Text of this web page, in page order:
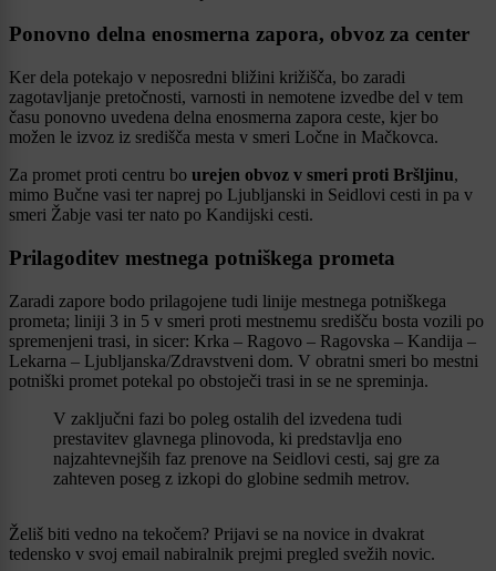
Ponovno delna enosmerna zapora, obvoz za center
Ker dela potekajo v neposredni bližini križišča, bo zaradi
zagotavljanje pretočnosti, varnosti in nemotene izvedbe del v tem
času ponovno uvedena delna enosmerna zapora ceste, kjer bo
možen le izvoz iz središča mesta v smeri Ločne in Mačkovca.
Za promet proti centru bo urejen obvoz v smeri proti Bršljinu,
mimo Bučne vasi ter naprej po Ljubljanski in Seidlovi cesti in pa v
smeri Žabje vasi ter nato po Kandijski cesti.
Prilagoditev mestnega potniškega prometa
Zaradi zapore bodo prilagojene tudi linije mestnega potniškega
prometa; liniji 3 in 5 v smeri proti mestnemu središču bosta vozili po
spremenjeni trasi, in sicer: Krka – Ragovo – Ragovska – Kandija –
Lekarna – Ljubljanska/Zdravstveni dom. V obratni smeri bo mestni
potniški promet potekal po obstoječi trasi in se ne spreminja.
V zaključni fazi bo poleg ostalih del izvedena tudi
prestavitev glavnega plinovoda, ki predstavlja eno
najzahtevnejših faz prenove na Seidlovi cesti, saj gre za
zahteven poseg z izkopi do globine sedmih metrov.
Želiš biti vedno na tekočem? Prijavi se na novice in dvakrat
tedensko v svoj email nabiralnik prejmi pregled svežih novic.